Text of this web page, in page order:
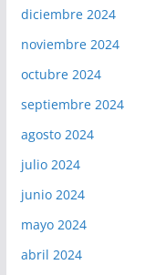
diciembre 2024
noviembre 2024
octubre 2024
septiembre 2024
agosto 2024
julio 2024
junio 2024
mayo 2024
abril 2024